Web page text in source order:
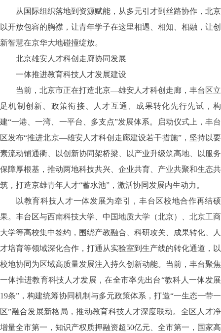
从国际组织落地到资源赋能，从多元引才到丝路协作，北京
以开放包容的胸襟，让青年学子在这里相遇、相知、相融，让创
新智慧在京华大地碰撞绽放。
北京雄安人才科创走廊协同发展
一体推进教育科技人才发展建设
当前，北京市正在打造北京—雄安人才科创走廊，丰台区立
足机制创新、政策衔接、人才互通、成果转化先行先试，构
建“一港、一湾、一平台、多支点”发展体系。启动仪式上，丰台
区发布“推进北京—雄安人才科创走廊建设若干措施”，坚持以要
素流动铺通衢、以创新协同架桥梁、以产业升级筑高地、以服务
保障厚根基，推动两地科技共兴、企业共育、产业共聚和生态共
筑，打造京雄青年人才“蓄水池”，激活协同发展内生动力。
以教育科技人才一体发展为牵引，丰台区校地合作再结硕
果。丰台区与西南科技大学、中国地质大学（北京）、北京工商
大学等高校集中签约，围绕产教融合、科研攻关、成果转化、人
才培育等领域深化合作，打通从实验室到生产线的转化通道，以
校地协同为区域高质量发展注入持久创新动能。当前，丰台聚焦
一体推进教育科技人才发展，在全市率先出台“教科人一体发展
19条”，构建统筹协同机制与多元政策体系，打造“一生态一带一
区”融合发展新格局，推动教育科技人才深度联动。全区人才净
增量全市第一，知识产权质押融资超50亿元、全市第一，国家高